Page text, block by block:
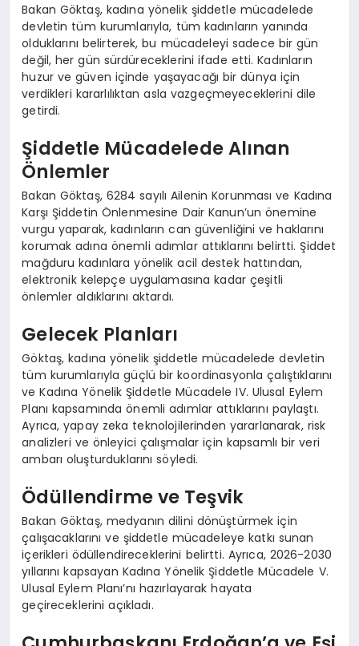
Bakan Göktaş, kadına yönelik şiddetle mücadelede
devletin tüm kurumlarıyla, tüm kadınların yanında
olduklarını belirterek, bu mücadeleyi sadece bir gün
değil, her gün sürdüreceklerini ifade etti. Kadınların
huzur ve güven içinde yaşayacağı bir dünya için
verdikleri kararlılıktan asla vazgeçmeyeceklerini dile
getirdi.
Şiddetle Mücadelede Alınan
Önlemler
Bakan Göktaş, 6284 sayılı Ailenin Korunması ve Kadına
Karşı Şiddetin Önlenmesine Dair Kanun’un önemine
vurgu yaparak, kadınların can güvenliğini ve haklarını
korumak adına önemli adımlar attıklarını belirtti. Şiddet
mağduru kadınlara yönelik acil destek hattından,
elektronik kelepçe uygulamasına kadar çeşitli
önlemler aldıklarını aktardı.
Gelecek Planları
Göktaş, kadına yönelik şiddetle mücadelede devletin
tüm kurumlarıyla güçlü bir koordinasyonla çalıştıklarını
ve Kadına Yönelik Şiddetle Mücadele IV. Ulusal Eylem
Planı kapsamında önemli adımlar attıklarını paylaştı.
Ayrıca, yapay zeka teknolojilerinden yararlanarak, risk
analizleri ve önleyici çalışmalar için kapsamlı bir veri
ambarı oluşturduklarını söyledi.
Ödüllendirme ve Teşvik
Bakan Göktaş, medyanın dilini dönüştürmek için
çalışacaklarını ve şiddetle mücadeleye katkı sunan
içerikleri ödüllendireceklerini belirtti. Ayrıca, 2026-2030
yıllarını kapsayan Kadına Yönelik Şiddetle Mücadele V.
Ulusal Eylem Planı’nı hazırlayarak hayata
geçireceklerini açıkladı.